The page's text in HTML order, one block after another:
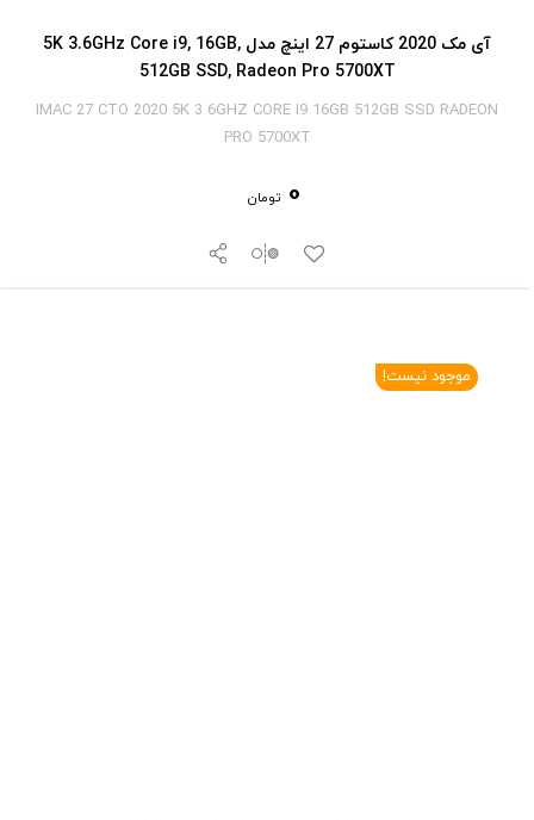
آی‎ مک 2020 کاستوم 27 اینچ مدل 5K 3.6GHz Core i9, 16GB,
512GB SSD, Radeon Pro 5700XT
IMAC 27 CTO 2020 5K 3 6GHZ CORE I9 16GB 512GB SSD RADEON
PRO 5700XT
0 تومان
موجود نیست!